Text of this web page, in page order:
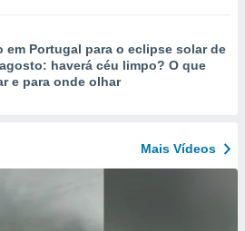
em Portugal para o eclipse solar de
haverá céu limpo? O que
e para onde olhar
Mais Vídeos